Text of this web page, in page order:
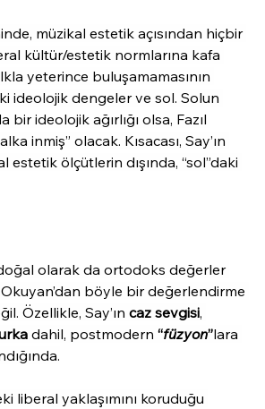
müzikal estetik açısından hiçbir
kültür/estetik normlarına kafa
yeterince buluşamamasının
ideolojik dengeler ve sol. Solun
bir ideolojik ağırlığı olsa, Fazıl
inmiş” olacak. Kısacası, Say’ın
estetik ölçütlerin dışında, “sol”daki
olarak da ortodoks değerler
böyle bir değerlendirme
Özellikle, Say’ın caz sevgisi,
dahil, postmodern “füzyon”lara
liberal yaklaşımını koruduğu